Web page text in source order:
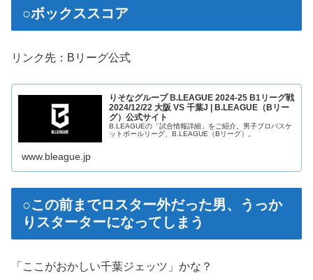
○ボックススコア
リンク先：Bリーグ公式
りそなグループ B.LEAGUE 2024-25 B1リーグ戦
2024/12/22 大阪 VS 千葉J | B.LEAGUE（Bリー
グ）公式サイト
B.LEAGUEの「試合情報詳細」をご紹介。男子プロバスケ
ットボールリーグ、B.LEAGUE（Bリーグ）。
www.bleague.jp
○この前までロスター外だった男、うっか
りスターターになってしまう
「ここがおかしい千葉ジェッツ」かな？